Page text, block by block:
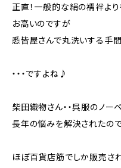
正直！一般的な絹の襦袢より
お高いのですが
悉皆屋さんで丸洗いする手
・・・ですよね♪
柴田織物さん・・呉服のノー
長年の悩みを解決されたので
ほぼ百貨店筋でしか販売さ